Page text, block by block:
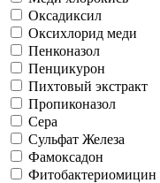
Оксадиксил
Оксихлорид меди
Пенконазол
Пенцикурон
Пихтовый экстракт
Пропиконазол
Сера
Сульфат Железа
Фамоксадон
Фитобактериомицин